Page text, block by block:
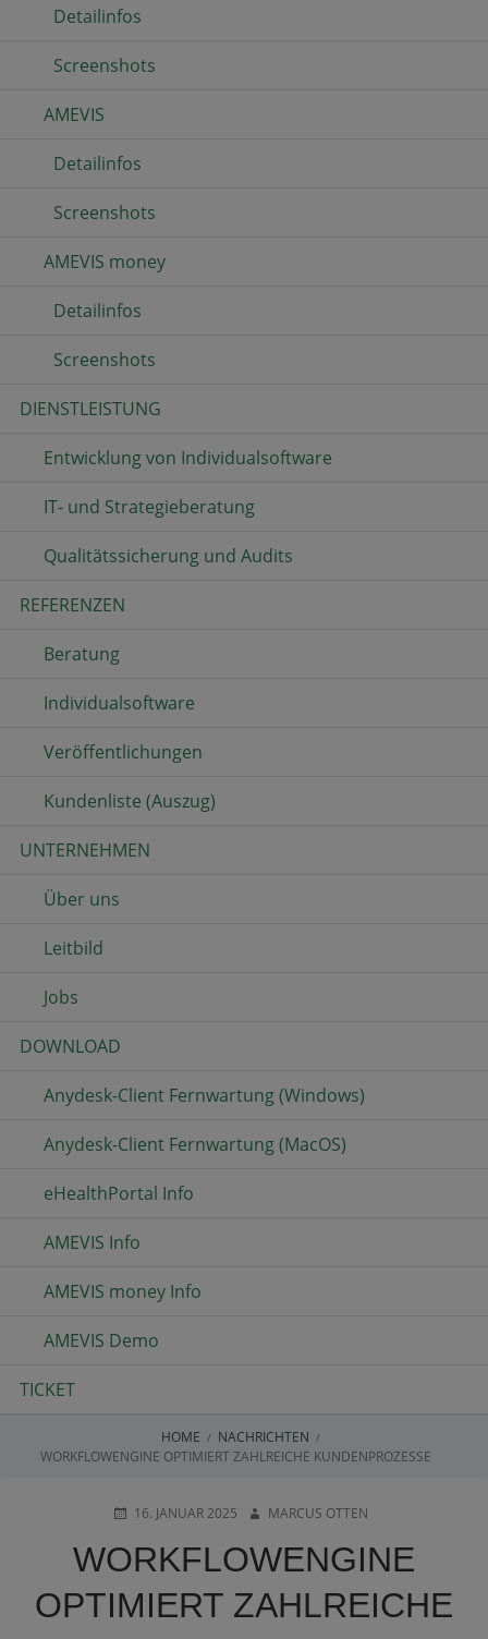
Detailinfos
Screenshots
AMEVIS
Detailinfos
Screenshots
AMEVIS money
Detailinfos
Screenshots
DIENSTLEISTUNG
Entwicklung von Individualsoftware
IT- und Strategieberatung
Qualitätssicherung und Audits
REFERENZEN
Beratung
Individualsoftware
Veröffentlichungen
Kundenliste (Auszug)
UNTERNEHMEN
Über uns
Leitbild
Jobs
DOWNLOAD
Anydesk-Client Fernwartung (Windows)
Anydesk-Client Fernwartung (MacOS)
eHealthPortal Info
AMEVIS Info
AMEVIS money Info
AMEVIS Demo
TICKET
BREADCRUMBS
HOME
NACHRICHTEN
WORKFLOWENGINE OPTIMIERT ZAHLREICHE KUNDENPROZESSE
POSTED
16. JANUAR 2025 AUTHOR
MARCUS OTTEN
WORKFLOWENGINE
OPTIMIERT ZAHLREICHE